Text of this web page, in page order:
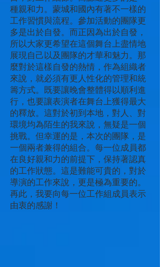
種親和力。蒙城和國內有著不一樣的
工作習慣與流程。參加活動的團隊更
多是出於自發。而正因為出於自發，
所以大家更希望在這個舞台上盡情地
展現自己以及團隊的才華和魅力。那
麼對於這樣自發的熱情，作為組織者
來說，就必須有更人性化的管理和統
籌方式。既要讓晚會整體得以順利進
行，也要讓表演者在舞台上獲得最大
的釋放。這對於初到本地，對人、對
環境均為陌生的我來說，無疑是一個
挑戰。但幸運的是，本次的團隊，是
一個兩者兼得的組合。每一位成員都
在良好親和力的前提下，保持著認真
的工作狀態。這是難能可貴的，對於
導演的工作來說，更是極為重要的。
再此，我要向每一位工作組成員表示
由衷的感謝！